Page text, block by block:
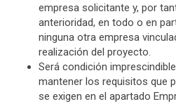
empresa solicitante y, por
anterioridad, en todo o en
ninguna otra empresa
realización del proyecto.
Será condición
mantener los requisitos que
se exigen en el apartado